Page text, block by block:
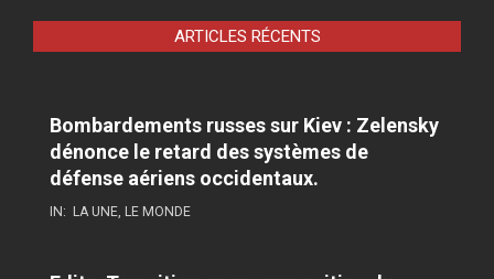
ARTICLES RÉCENTS
Bombardements russes sur Kiev : Zelensky
dénonce le retard des systèmes de
défense aériens occidentaux.
IN: LA UNE, LE MONDE